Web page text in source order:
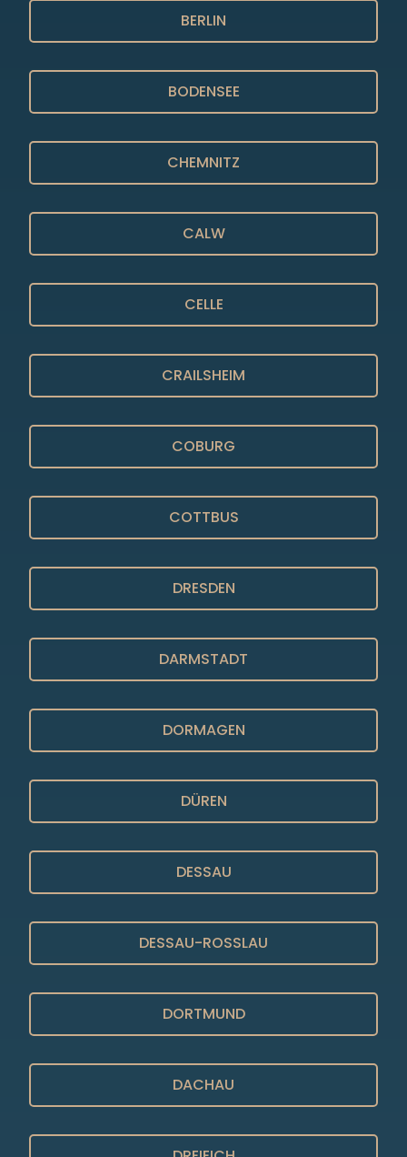
BERLIN
BODENSEE
CHEMNITZ
CALW
CELLE
CRAILSHEIM
COBURG
COTTBUS
DRESDEN
DARMSTADT
DORMAGEN
DÜREN
DESSAU
DESSAU-ROSSLAU
DORTMUND
DACHAU